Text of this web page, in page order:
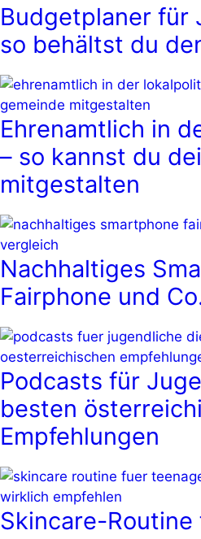
Budgetplaner für
so behältst du
Ehrenamtlich in
– so kannst du
mitgestalten
Nachhaltiges
Fairphone und
Podcasts für
besten
Empfehlungen
Skincare-Routine